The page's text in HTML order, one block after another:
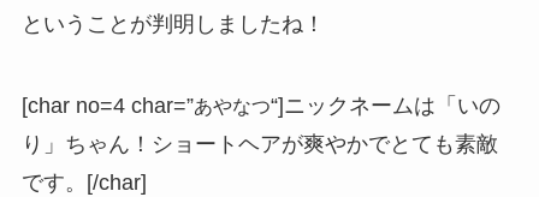
ということが判明しましたね！
[char no=4 char=”あやなつ“]ニックネームは「いの
り」ちゃん！ショートヘアが爽やかでとても素敵
です。
[/char]